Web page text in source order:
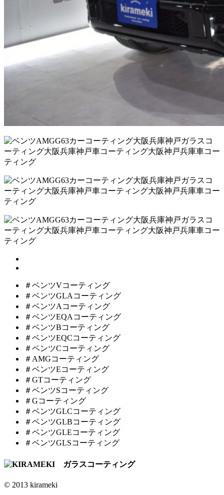
＃ベンツVコーティング
＃ベンツGLAコーティング
＃ベンツAコーティング
＃ベンツEQAコーティング
＃ベンツBコーティング
＃ベンツEQCコーティング
＃ベンツCコーティング
＃AMGコーティング
＃ベンツEコーティング
＃GTコーティング
＃ベンツSコーティング
＃Gコーティング
＃ベンツGLCコーティング
＃ベンツGLBコーティング
＃ベンツGLEコーティング
＃ベンツGLSコーティング
© 2013 kirameki